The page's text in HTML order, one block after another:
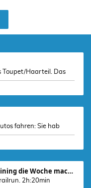
Toupet/Haarteil. Das
fahren: Sie hab
Re: Sub 3:20h mit 3-4 mal Training die Woche machb
2h:20min